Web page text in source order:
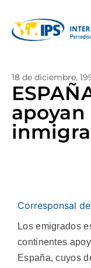
18 de diciembre,
apoyan
Corresponsal
Los emigrados
continentes
España, cuyos